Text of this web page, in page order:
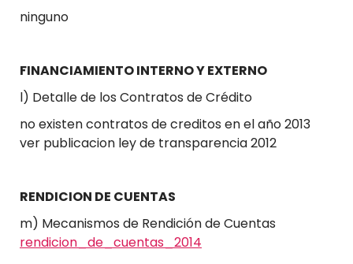
ninguno
FINANCIAMIENTO INTERNO Y EXTERNO
l) Detalle de los Contratos de Crédito
no existen contratos de creditos en el año 2013
ver publicacion ley de transparencia 2012
RENDICION DE CUENTAS
m) Mecanismos de Rendición de Cuentas
rendicion_de_cuentas_2014